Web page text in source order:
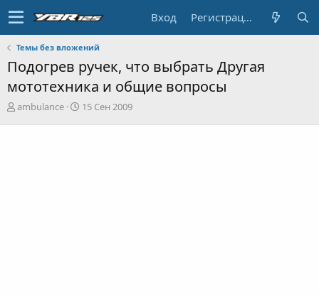
Вход Регистрация
Темы без вложений
Подогрев ручек, что выбрать Другая
мототехника и общие вопросы
А
ambulance
Д15 Сен 2009